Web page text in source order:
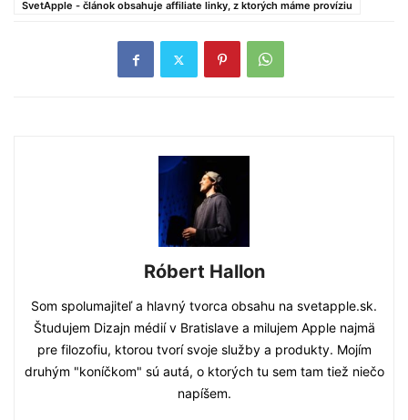
SvetApple - článok obsahuje affiliate linky, z ktorých máme províziu
Róbert Hallon
Som spolumajiteľ a hlavný tvorca obsahu na svetapple.sk.
Študujem Dizajn médií v Bratislave a milujem Apple najmä
pre filozofiu, ktorou tvorí svoje služby a produkty. Mojím
druhým "koníčkom" sú autá, o ktorých tu sem tam tiež niečo
napíšem.